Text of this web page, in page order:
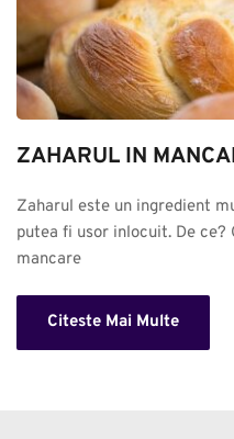
ZAHARUL IN
Zaharul este un ingredient
putea fi usor inlocuit. De
mancare
Citeste Mai Multe